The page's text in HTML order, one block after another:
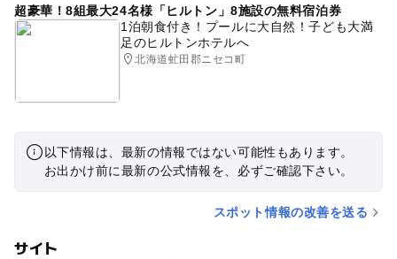
超豪華！8組最大24名様「ヒルトン」8施設の無料宿泊券
1泊朝食付き！プールに大自然！子ども大満
足のヒルトンホテルへ
北海道虻田郡ニセコ町
以下情報は、最新の情報ではない可能性もあります。
お出かけ前に最新の公式情報を、必ずご確認下さい。
スポット情報の改善を送る
サイト